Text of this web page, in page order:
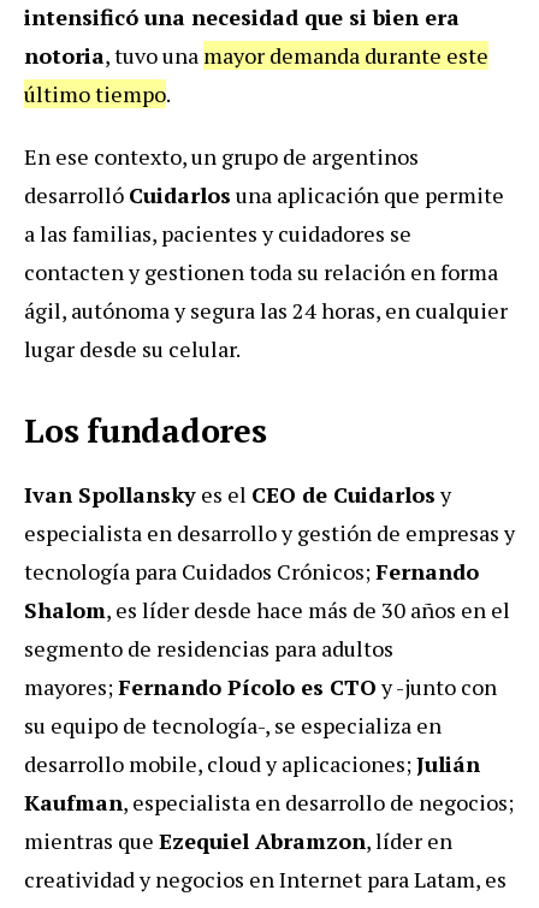
intensificó una necesidad que si bien era
notoria, tuvo una mayor demanda durante este
último tiempo.
En ese contexto, un grupo de argentinos
desarrolló Cuidarlos una aplicación que permite
a las familias, pacientes y cuidadores se
contacten y gestionen toda su relación en forma
ágil, autónoma y segura las 24 horas, en cualquier
lugar desde su celular.
Los fundadores
Ivan Spollansky es el CEO de Cuidarlosy
especialista en desarrollo y gestión de empresas y
tecnología para Cuidados Crónicos;Fernando
Shalom, es líder desde hace más de 30 años en el
segmento de residencias para adultos
mayores;Fernando Pícolo es CTOy -junto con
su equipo de tecnología-, se especializa en
desarrollo mobile, cloud y aplicaciones;Julián
Kaufman, especialista en desarrollo de negocios;
mientras que Ezequiel Abramzon, líder en
creatividad y negocios en Internet para Latam, es